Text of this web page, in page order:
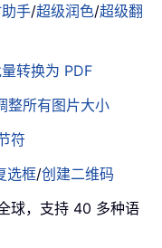
手/超级润色/超级翻
转换为 PDF
整所有图片大小
符
选框/创建二维码
球，支持 40 多种语